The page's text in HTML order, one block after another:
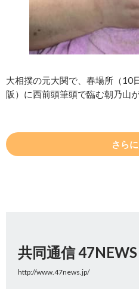
大相撲の元大関で、春場所（10
阪）に西前頭筆頭で臨む朝乃山
さら
共同通信 47NEWS
http://www.47news.jp/